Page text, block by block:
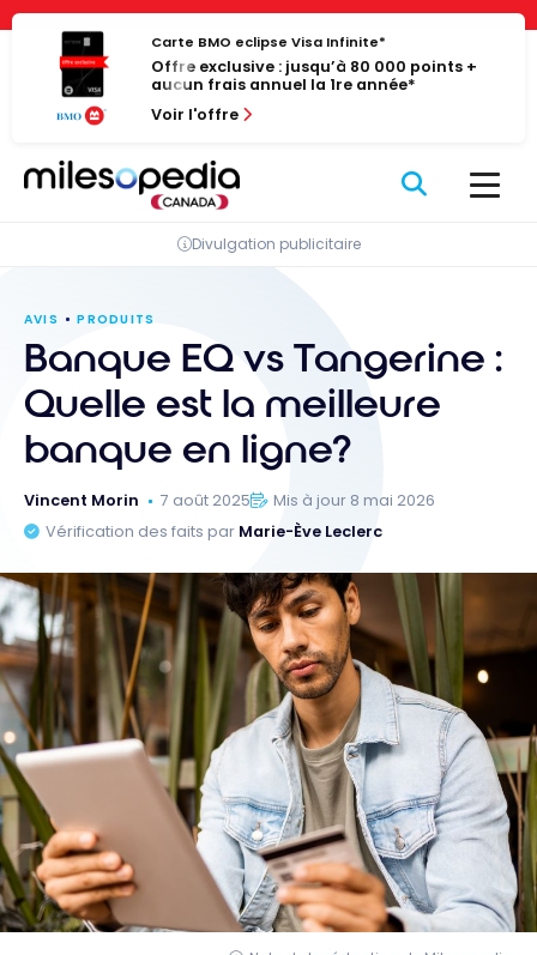
Panneau de gestion des cookies
Passer
contenu
Carte BMO eclipse Visa Infinite*
Offre exclusive : jusqu’à 80 000 points +
aucun frais annuel la 1re année*
Voir l'offre
Divulgation publicitaire
AVIS PRODUITS
Banque EQ vs Tangerine :
Quelle est la meilleure
banque en ligne?
Vincent Morin 7 août 2025
Mis à jour 8 mai 2026
Vérification des faits par Marie-Ève Leclerc